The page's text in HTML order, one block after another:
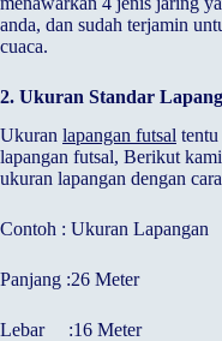
anda, dan sudah terjamin
cuaca.
2. Ukuran Standar
Ukuran lapangan futsal
lapangan futsal, Berikut
ukuran lapangan dengan
Contoh : Ukuran Lapangan
Panjang :26 Meter
Lebar :16 Meter